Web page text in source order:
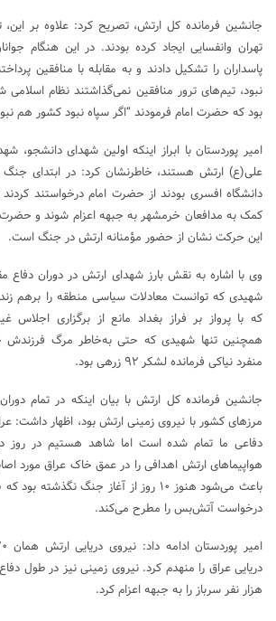
جانشین فرمانده کل ارتش، تصریح کرد: علاوه بر این،
تهران وانفسایی ایجاد کرده بودند. در این هنگام
پاسداران را تشکیل دادند و به مقابله با منافقین
نبود، تیم‌های ترور منافقین نمی‌گذاشتند نظام
بود که حضرت امام فرمودند “اگر سپاه نبود کشور هم
امیر پوردستان با ابراز اینکه اولین شهدای دانشجو،
علی(ع) ارتش هستند، خاطرنشان کرد: در ابتدای جنگ
دانشگاه افسری بودند از حضرت امام درخواستند کردند
کمک به مدافعان خرمشهر به جبهه اعزام شوند و
این حرکت نشان از حضور مؤمنانه ارتش در جنگ است.
وی با اشاره به نقش بارز شهدای ارتش در دوران دفاع
شهیدی که توانست معادلات سیاسی منطقه را برهم
که با پرواز بر فراز بغداد مانع از برگزاری اجلاس
همچنین تنها شهیدی که حتی به‌خاطر مرگ فرزندش
منفرد نیاکی فرمانده لشکر ۹۲ زرهی بود.
جانشین فرمانده کل ارتش با بیان اینکه در تمام
مرزهای کشور با نیروی زمینی ارتش بود، اظهار داشت:
هواپیماهای ارتش اهدافی را در عمق خاک عراق مورد
باعث می‌شود هنوز ۱۰ روز از آغاز جنگ
درخواست آتش‌بس را مطرح می‌کند.
هزار نفر سرباز را به جبهه اعزام کرد.